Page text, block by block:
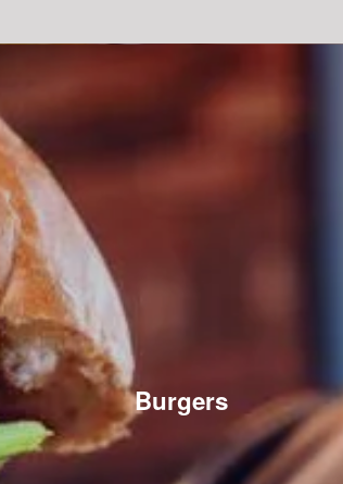
Burgers